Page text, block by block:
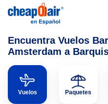
Encuentra Vuelos
Amsterdam a
Vuelos Paquetes